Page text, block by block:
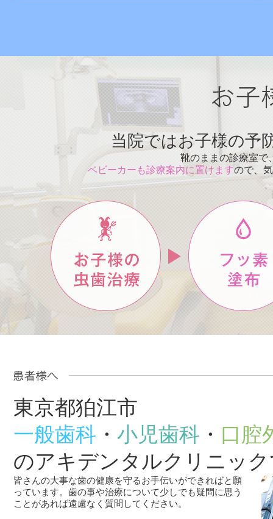
当院ではお子様の予
靴のままの診療室で
ベビーカーも診療案内に置けますので、
東京都狛江市
一般歯科 ・ 小児歯科 ・ 口腔
のアキデンタルクリニッ
皆さんの大事な歯の健康を守るお手伝いができればと願
っています。歯の事や治療について少しでも疑問に思う
ことがあれば遠慮なく質問してください。